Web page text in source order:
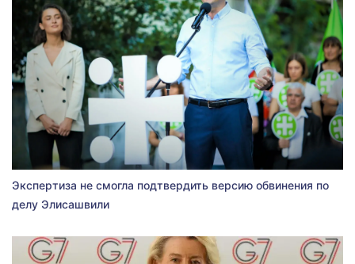
Экспертиза не смогла подтвердить версию обвинения по
делу Элисашвили